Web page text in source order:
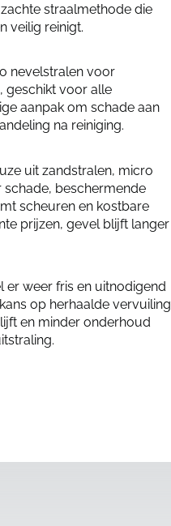
straalmethode die
veilig reinigt.
nevelstralen voor
geschikt voor alle
aanpak om schade aan
na reiniging.
uit zandstralen, micro
beschermende
scheuren en kostbare
prijzen, gevel blijft langer
er weer fris en uitnodigend
op herhaalde vervuiling
en minder onderhoud